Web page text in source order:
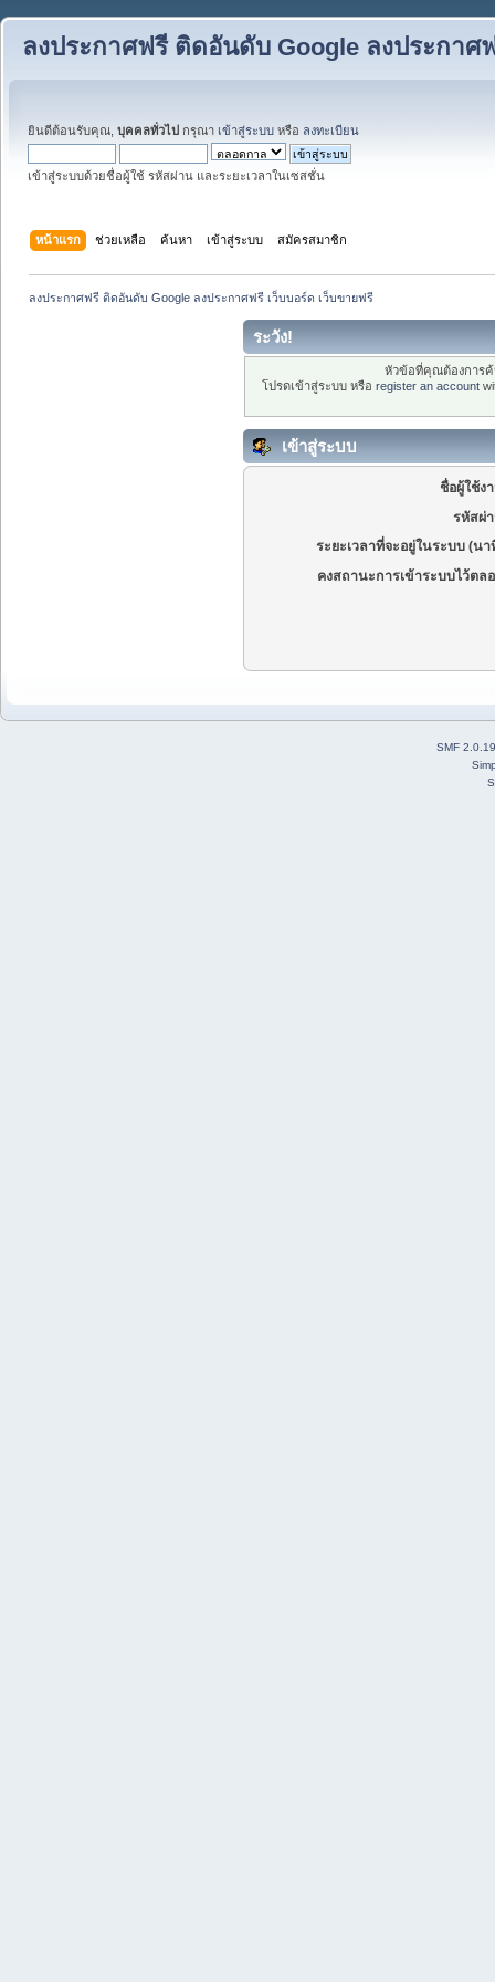
ลงประกาศฟรี ติดอันดับ Google ลงประกาศ
ยินดีต้อนรับคุณ, บุคคลทั่วไป กรุณา เข้าสู่ระบบ หรือ ลงทะเบียน
เข้าสู่ระบบด้วยชื่อผู้ใช้ รหัสผ่าน และระยะเวลาในเซสชั่น
หน้าแรก ช่วยเหลือ ค้นหา เข้าสู่ระบบ สมัครสมาชิก
ลงประกาศฟรี ติดอันดับ Google ลงประกาศฟรี เว็บบอร์ด เว็บขายฟรี
ระวัง!
หัวข้อที่คุณต้องการ
โปรดเข้าสู่ระบบ หรือ register an account
เข้าสู่ระบบ
ชื่อผู้ใช้ง
รหัสผ่
ระยะเวลาที่จะอยู่ในระบบ (นา
คงสถานะการเข้าระบบไว้ตล
SMF 2.0.19